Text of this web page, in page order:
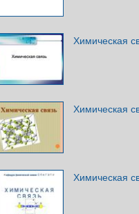
Химическая
Химическая
Химическая